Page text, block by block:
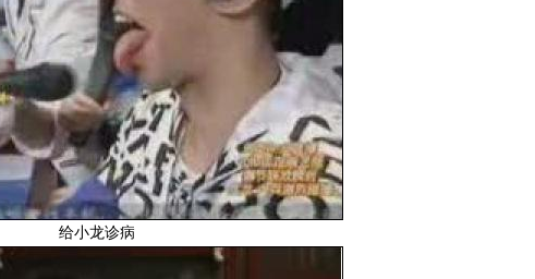
给小龙诊病